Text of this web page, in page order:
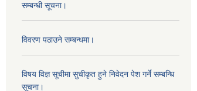
सम्बन्धी सूचना।
विवरण पठाउने सम्बन्धमा।
विषय विज्ञ सूचीमा सुचीकृत हुने निवेदन पेश गर्ने सम्बन्धि
सूचना।